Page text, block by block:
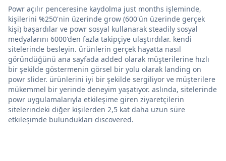
Powr açılır penceresine kaydolma just months işleminde,
kişilerini %250'nin üzerinde grow (600'ün üzerinde gerçek
kişi) başardılar ve powr sosyal kullanarak steadily sosyal
medyalarını 6000'den fazla takipçiye ulaştırdılar. kendi
sitelerinde besleyin. ürünlerin gerçek hayatta nasıl
göründüğünü ana sayfada added olarak müşterilerine hızlı
bir şekilde göstermenin görsel bir yolu olarak landing on
powr slider. ürünlerini iyi bir şekilde sergiliyor ve müşterilere
mükemmel bir yerinde deneyim yaşatıyor. aslında, sitelerinde
powr uygulamalarıyla etkileşime giren ziyaretçilerin
sitelerindeki diğer kişilerden 2,5 kat daha uzun süre
etkileşimde bulundukları discovered.